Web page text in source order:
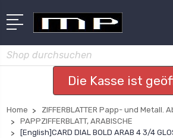
Suchen
Die Kasse ist
Home
ZIFFERBLATTER Papp- und Metall.
PAPPZIFFERBLATT, ARABISCHE
[English]CARD DIAL BOLD ARAB 4 3/4